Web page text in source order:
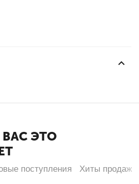
ЭТО
поступления Хиты продаж